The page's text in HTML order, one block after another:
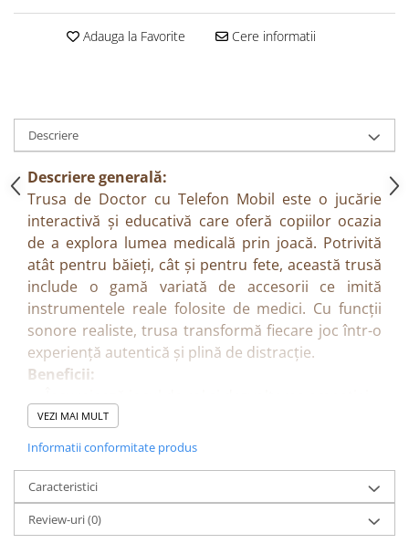
Adauga la Favorite Cere informatii
Descriere
Descriere generală:
Trusa de Doctor cu Telefon Mobil este o jucărie
interactivă și educativă care oferă copiilor ocazia
de a explora lumea medicală prin joacă. Potrivită
atât pentru băieți, cât și pentru fete, această trusă
include o gamă variată de accesorii ce imită
instrumentele reale folosite de medici. Cu funcții
sonore realiste, trusa transformă fiecare joc într-o
experiență autentică și plină de distracție.
Beneficii:
Stimulează imaginația și creativitatea copiilor.
Îi ajută să înțeleagă importanța îngrijirii și
Dezvoltă abilitățile sociale și de comunicare.
Oferă o experiență interactivă datorită efectelor
sonore.
VEZI MAI MULT
Informatii conformitate produs
Caracteristici
Review-uri(0)